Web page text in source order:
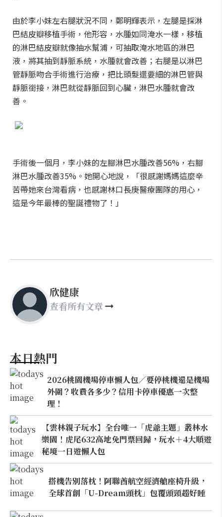
由於李小妹左右腿狀況不同，鄭明輝表示，左腿是採淋
巴結皮瓣移植手術，他形容，水腫如同淹水一樣，移植
的淋巴結皮瓣就像抽水幫浦，可抽取淹水地區的淋巴
液，將其抽到靜脈系統，水腫就會改善；右腿是以淋巴
管靜脈吻合手術進行治療，把比頭髮還要細的淋巴管與
靜脈銜接，淋巴就從靜脈回到心臟，淋巴水腫就會改
善。
手術後一個月，李小妹的左腳淋巴水腫改善56%，右腳
淋巴水腫改善35%。她開心地說，「很感謝媽媽這麼辛
苦帶她來台灣看病，也感謝林口長庚醫療團隊的用心，
這是今年最棒的聖誕禮物了！」
欣健康
查看所有文章
本日熱門
2026桃園機場停車懶人包／要停桃機還是機場
外圍？收費各多少？信用卡停車優惠一次整
理！
【雲林親子玩水】全台唯一「虎爺主題」叢林水
樂園！虎尾632高地免門票回歸，玩水＋4大順遊
秘境一日遊懶人包
搭機告別落枕！阿聯酋航空經濟艙座椅升級，
全球首創「U-Dream頭枕」包覆頭頸超好睡